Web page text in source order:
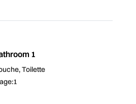
est partagée avec la
et accueillant !
1
Toilette